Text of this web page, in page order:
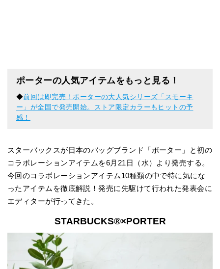
ポーターの人気アイテムをもっと見る！
◆前回は即完売！ポーターの大人気シリーズ「スモーキ
ー」が全国で発売開始。ストア限定カラーもヒットの予
感！
スターバックスが日本のバッグブランド「ポーター」と初の
コラボレーションアイテムを6月21日（水）より発売する。
今回のコラボレーションアイテム10種類の中で特に気にな
ったアイテムを徹底解説！発売に先駆けて行われた発表会に
エディターが行ってきた。
STARBUCKS®×PORTER